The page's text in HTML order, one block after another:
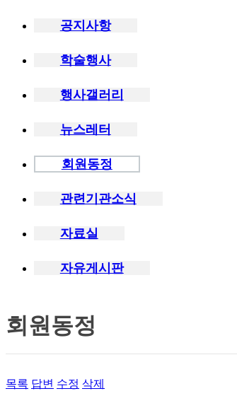
공지사항
학술행사
행사갤러리
뉴스레터
회원동정
관련기관소식
자료실
자유게시판
회원동정
목록 답변 수정 삭제